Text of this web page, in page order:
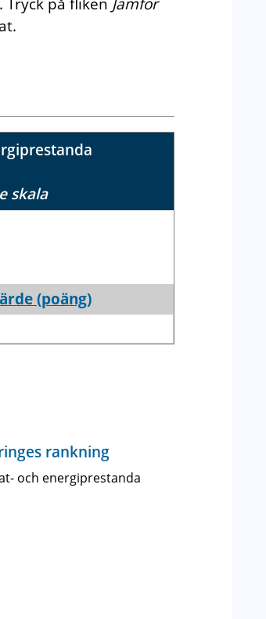
skala
(poäng)
rankning
och energiprestanda